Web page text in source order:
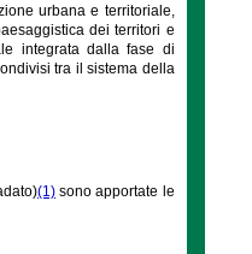
urbana e territoriale,
dei territori e
integrata dalla fase di
tra il sistema della
(1) sono apportate le